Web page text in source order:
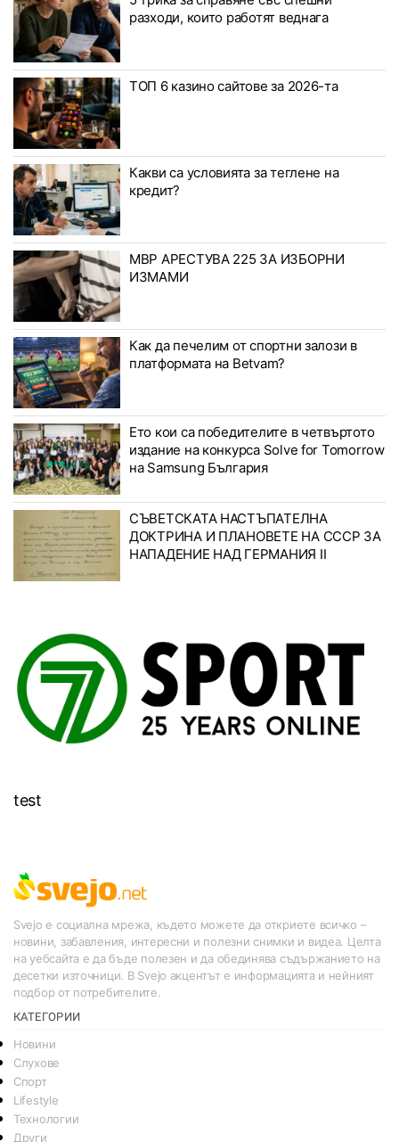
разходи, които работят веднага
ТОП 6 казино сайтове за 2026-та
Какви са условията за теглене на
кредит?
МВР АРЕСТУВА 225 ЗА ИЗБОРНИ
ИЗМАМИ
Как да печелим от спортни залози в
платформата на Betvam?
Ето кои са победителите в четвъртото
издание на конкурса Solve for Tomorrow
на Samsung България
СЪВЕТСКАТА НАСТЪПАТЕЛНА
ДОКТРИНА И ПЛАНОВЕТЕ НА СССР ЗА
НАПАДЕНИЕ НАД ГЕРМАНИЯ II
test
Svejo е социална мрежа, където можете да откриете всичко –
новини, забавления, интересни и полезни снимки и видеа. Целта
на уебсайта е да бъде полезен и да обединява съдържанието на
десетки източници. В Svejo акцентът е информацията и нейният
подбор от потребителите.
КАТЕГОРИИ
Новини
Слухове
Спорт
Lifestyle
Технологии
Други